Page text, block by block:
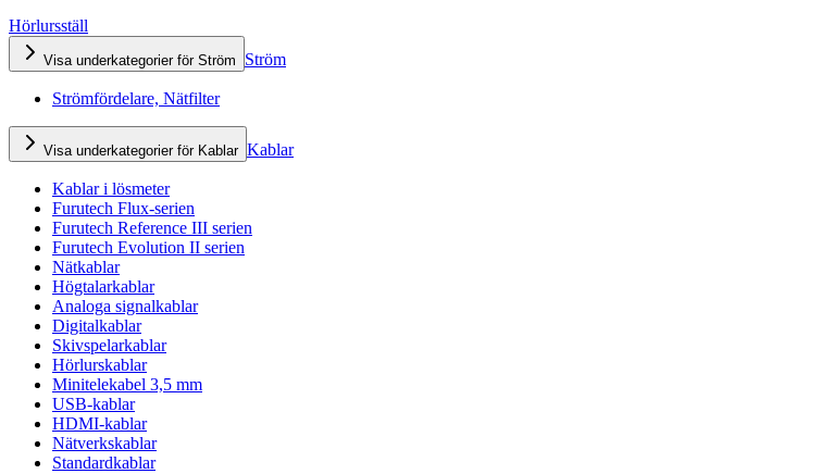
Hörlursställ
Visa underkategorier för Ström Ström
Strömfördelare, Nätfilter
Visa underkategorier för Kablar Kablar
Kablar i lösmeter
Furutech Flux-serien
Furutech Reference III serien
Furutech Evolution II serien
Nätkablar
Högtalarkablar
Analoga signalkablar
Digitalkablar
Skivspelarkablar
Hörlurskablar
Minitelekabel 3,5 mm
USB-kablar
HDMI-kablar
Nätverkskablar
Standardkablar